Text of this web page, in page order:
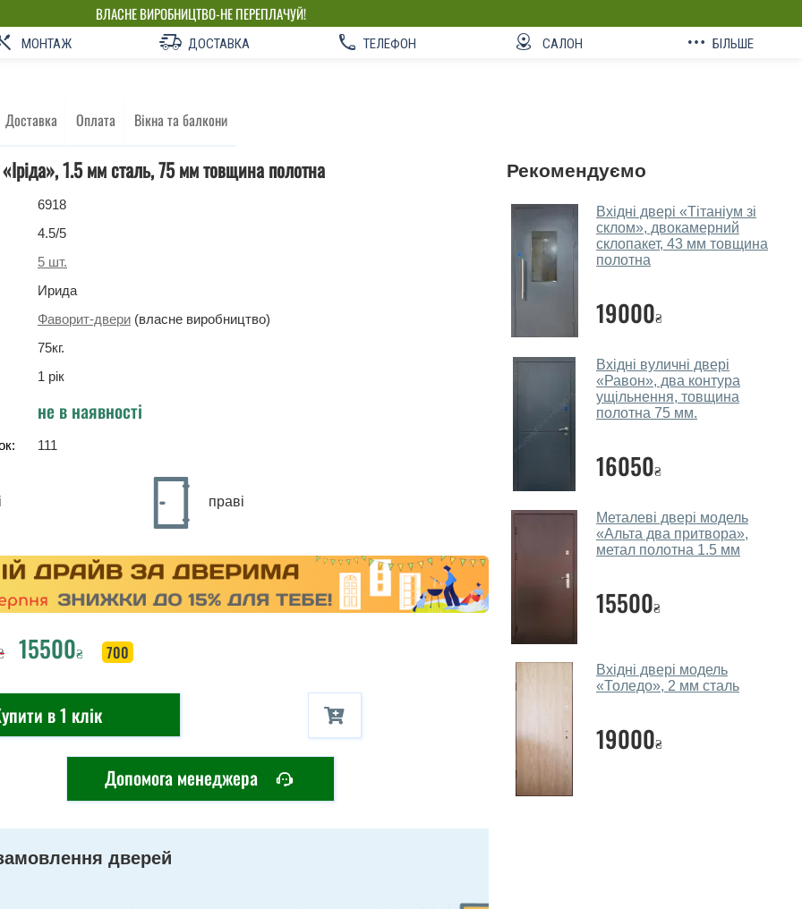
ВЛАСНЕ ВИРОБНИЦТВО-НЕ ПЕРЕПЛАЧУЙ!
МОНТАЖ ДОСТАВКА ТЕЛЕФОН САЛОН БІЛЬШЕ
Доставка Оплата Вікна та балкони
«Іріда», 1.5 мм сталь, 75 мм товщина полотна
6918
4.5/5
5 шт.
Ирида
Фаворит-двери (власне виробництво)
75кг.
1 рік
не в наявності
111
праві
15500₴ 700
в 1 клік
Допомога менеджера
дверей
Рекомендуємо
Вхідні двері «Тітаніум зі
склом», двокамерний
склопакет, 43 мм товщина
полотна
19000₴
Вхідні вуличні двері
«Равон», два контура
ущільнення, товщина
полотна 75 мм.
16050₴
Металеві двері модель
«Альта два притвора»,
метал полотна 1.5 мм
15500₴
Вхідні двері модель
«Толедо», 2 мм сталь
19000₴